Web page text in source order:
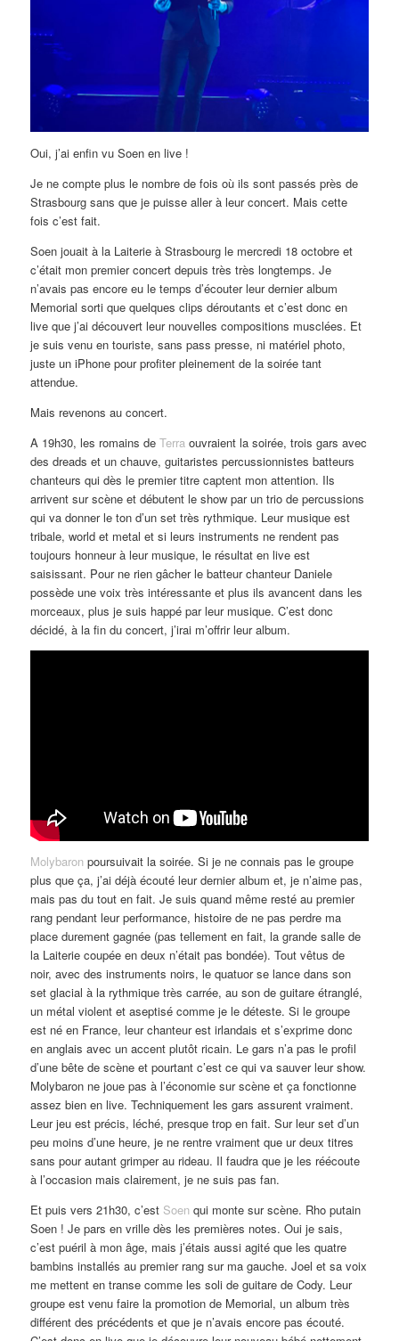
Oui, j’ai enfin vu Soen en live !
Je ne compte plus le nombre de fois où ils sont passés près de
Strasbourg sans que je puisse aller à leur concert. Mais cette
fois c’est fait.
Soen jouait à la Laiterie à Strasbourg le mercredi 18 octobre et
c’était mon premier concert depuis très très longtemps. Je
n’avais pas encore eu le temps d’écouter leur dernier album
Memorial sorti que quelques clips déroutants et c’est donc en
live que j’ai découvert leur nouvelles compositions musclées. Et
je suis venu en touriste, sans pass presse, ni matériel photo,
juste un iPhone pour profiter pleinement de la soirée tant
attendue.
Mais revenons au concert.
A 19h30, les romains deTerra ouvraient la soirée, trois gars avec
des dreads et un chauve, guitaristes percussionnistes batteurs
chanteurs qui dès le premier titre captent mon attention. Ils
arrivent sur scène et débutent le show par un trio de percussions
qui va donner le ton d’un set très rythmique. Leur musique est
tribale, world et metal et si leurs instruments ne rendent pas
toujours honneur à leur musique, le résultat en live est
saisissant. Pour ne rien gâcher le batteur chanteur Daniele
possède une voix très intéressante et plus ils avancent dans les
morceaux, plus je suis happé par leur musique. C’est donc
décidé, à la fin du concert, j’irai m’offrir leur album.
Molybaron poursuivait la soirée. Si je ne connais pas le groupe
plus que ça, j’ai déjà écouté leur dernier album et, je n’aime pas,
mais pas du tout en fait. Je suis quand même resté au premier
rang pendant leur performance, histoire de ne pas perdre ma
place durement gagnée (pas tellement en fait, la grande salle de
la Laiterie coupée en deux n’était pas bondée). Tout vêtus de
noir, avec des instruments noirs, le quatuor se lance dans son
set glacial à la rythmique très carrée, au son de guitare étranglé,
un métal violent et aseptisé comme je le déteste. Si le groupe
est né en France, leur chanteur est irlandais et s’exprime donc
en anglais avec un accent plutôt ricain. Le gars n’a pas le profil
d’une bête de scène et pourtant c’est ce qui va sauver leur show.
Molybaron ne joue pas à l’économie sur scène et ça fonctionne
assez bien en live. Techniquement les gars assurent vraiment.
Leur jeu est précis, léché, presque trop en fait. Sur leur set d’un
peu moins d’une heure, je ne rentre vraiment que ur deux titres
sans pour autant grimper au rideau. Il faudra que je les réécoute
à l’occasion mais clairement, je ne suis pas fan.
Et puis vers 21h30, c’est Soen qui monte sur scène. Rho putain
Soen ! Je pars en vrille dès les premières notes. Oui je sais,
c’est puéril à mon âge, mais j’étais aussi agité que les quatre
bambins installés au premier rang sur ma gauche. Joel et sa voix
me mettent en transe comme les soli de guitare de Cody. Leur
groupe est venu faire la promotion de Memorial, un album très
différent des précédents et que je n’avais encore pas écouté.